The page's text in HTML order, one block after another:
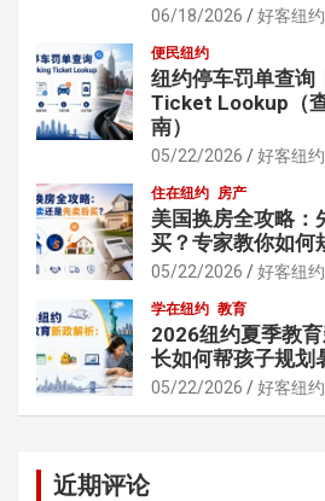
06/18/2026 好客纽约
便民纽约
纽约停车罚单查询
Ticket Lookup（
南）
05/22/2026 好客纽约
住在纽约 房产
美国换房全攻略：
买？专家教你如何
05/22/2026 好客纽约
学在纽约 教育
2026纽约夏季教
长如何帮孩子规划
05/22/2026 好客纽约
近期评论